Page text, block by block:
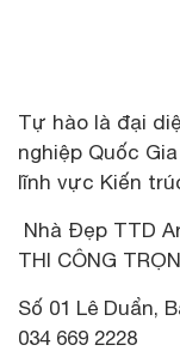
Tự hào là đại
nghiệp Quốc
lĩnh vực Kiến
Nhà Đẹp TTD
THI CÔNG
Số 01 Lê Duẩn,
034 669 2228